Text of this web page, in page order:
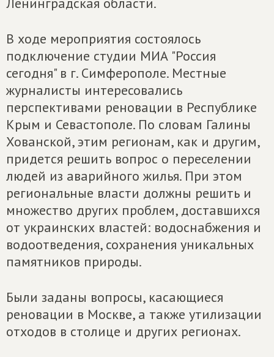
В ходе мероприятия состоялось
подключение студии МИА "Россия
сегодня" в г. Симферополе. Местные
журналисты интересовались
перспективами реновации в Республике
Крым и Севастополе. По словам Галины
Хованской, этим регионам, как и другим,
придется решить вопрос о переселении
людей из аварийного жилья. При этом
региональные власти должны решить и
множество других проблем, доставшихся
от украинских властей: водоснабжения и
водоотведения, сохранения уникальных
памятников природы.
Были заданы вопросы, касающиеся
реновации в Москве, а также утилизации
отходов в столице и других регионах.